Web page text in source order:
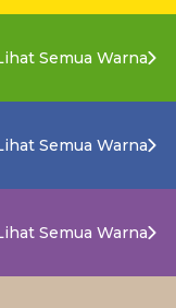
Semua Warna
Semua Warna
Semua Warna